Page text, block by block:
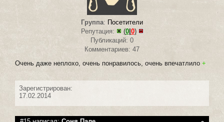
Группа: Посетители
Репутация:
(0|0)
Публикаций: 0
Комментариев: 47
Очень даже неплохо, очень понравилось, очень впечатлило +
Зарегистрирован:
17.02.2014